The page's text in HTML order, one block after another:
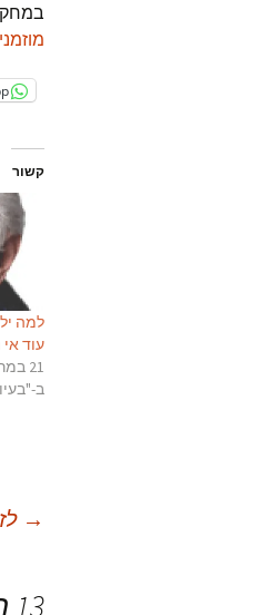
קשור
למה
עוד
21 במרץ 2013
ב-
→
13 תגובות בנושא “